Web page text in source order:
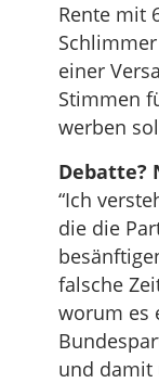
Rente mit
einer
Stimmen
werben
Debatte?
“Ich
die die
falsche
worum es
und damit